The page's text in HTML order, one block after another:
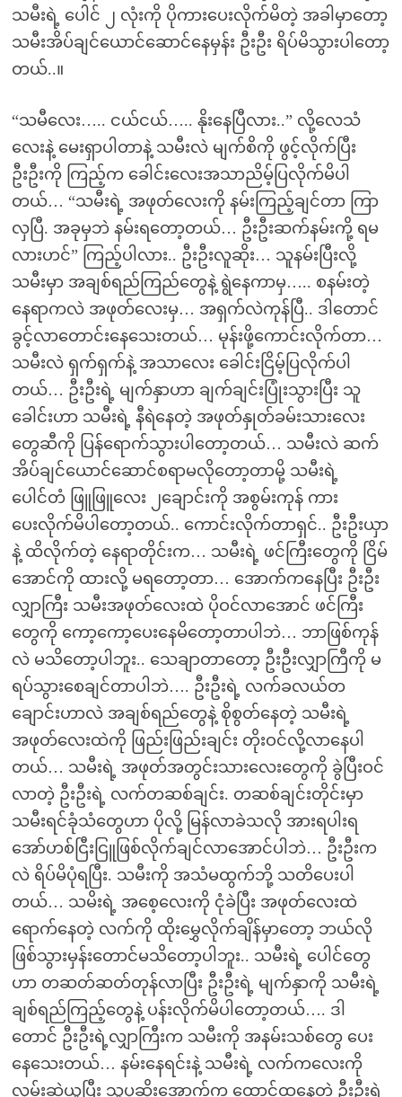
သမီးရဲ့ ပေါင် ၂ လုံးကို ပိုကားပေးလိုက်မိတဲ့ အခါမှာတော့
သမီးအိပ်ချင်ယောင်ဆောင်နေမှန်း ဦးဦး ရိပ်မိသွားပါတော့
တယ်..။
“သမီလေး….. ငယ်ငယ်….. နိုးနေပြီလား..” လို့လေသံ
လေးနဲ့ မေးရှာပါတာနဲ့ သမီးလဲ မျက်စိကို ဖွင့်လိုက်ပြီး
ဦးဦးကို ကြည့်က ခေါင်းလေးအသာညိမ့်ပြလိုက်မိပါ
တယ်… “သမီးရဲ့ အဖုတ်လေးကို နမ်းကြည့်ချင်တာ ကြာ
လှပြီ. အခုမှဘဲ နမ်းရတော့တယ်… ဦးဦးဆက်နမ်းကို့ ရမ
လားဟင်” ကြည့်ပါလား.. ဦးဦးလူဆိုး… သူနမ်းပြီးလို့
သမီးမှာ အချစ်ရည်ကြည်တွေနဲ့ ရွဲနေကာမှ….. စနမ်းတဲ့
နေရာကလဲ အဖုတ်လေးမှ… အရှက်လဲကုန်ပြီ.. ဒါတောင်
ခွင့်လာတောင်းနေသေးတယ်… မုန်းဖို့ကောင်းလိုက်တာ…
သမီးလဲ ရှက်ရှက်နဲ့ အသာလေး ခေါင်းငြိမ့်ပြလိုက်ပါ
တယ်… ဦးဦးရဲ့ မျက်နှာဟာ ချက်ချင်းပြုံးသွားပြီး သူ
ခေါင်းဟာ သမီးရဲ့ နီရဲနေတဲ့ အဖုတ်နှုတ်ခမ်းသားလေး
တွေဆီကို ပြန်ရောက်သွားပါတော့တယ်… သမီးလဲ ဆက်
အိပ်ချင်ယောင်ဆောင်စရာမလိုတော့တာမို့ သမီးရဲ့
ပေါင်တံ ဖြူဖြူလေး ၂ချောင်းကို အစွမ်းကုန် ကား
ပေးလိုက်မိပါတော့တယ်.. ကောင်းလိုက်တာရှင်.. ဦးဦးယှာ
နဲ့ ထိလိုက်တဲ့ နေရာတိုင်းက… သမီးရဲ့ ဖင်ကြီးတွေကို ငြိမ်
အောင်ကို ထားလို့ မရတော့တာ… အောက်ကနေပြီး ဦးဦး
လျှာကြီး သမီးအဖုတ်လေးထဲ ပိုဝင်လာအောင် ဖင်ကြီး
တွေကို ကော့ကော့ပေးနေမိတော့တာပါဘဲ… ဘာဖြစ်ကုန်
လဲ မသိတော့ပါဘူး.. သေချာတာတော့ ဦးဦးလျှာကြီကို မ
ရပ်သွားစေချင်တာပါဘဲ…. ဦးဦးရဲ့ လက်ခလယ်တ
ချောင်းဟာလဲ အချစ်ရည်တွေနဲ့ စိုစွတ်နေတဲ့ သမီးရဲ့
အဖုတ်လေးထဲကို ဖြည်းဖြည်းချင်း တိုးဝင်လို့လာနေပါ
တယ်… သမီးရဲ့ အဖုတ်အတွင်းသားလေးတွေကို ခွဲပြီးဝင်
လာတဲ့ ဦးဦးရဲ့ လက်တဆစ်ချင်း. တဆစ်ချင်းတိုင်းမှာ
သမီးရင်ခုံသံတွေဟာ ပိုလို့ မြန်လာခဲသလို အားရပါးရ
အော်ဟစ်ငြီးငြူဖြစ်လိုက်ချင်လာအောင်ပါဘဲ… ဦးဦးက
လဲ ရိပ်မိပုံရပြီး. သမီးကို အသံမထွက်ဘို့ သတိပေးပါ
တယ်… သမိးရဲ့ အစေ့လေးကို ငုံခဲပြီး အဖုတ်လေးထဲ
ရောက်နေတဲ့ လက်ကို ထိုးမွှေလိုက်ချိန်မှာတော့ ဘယ်လို
ဖြစ်သွားမှန်းတောင်မသိတော့ပါဘူး.. သမီးရဲ့ ပေါင်တွေ
ဟာ တဆတ်ဆတ်တုန်လာပြီး ဦးဦးရဲ့ မျက်နှာကို သမီးရဲ့
ချစ်ရည်ကြည့်တွေနဲ့ ပန်းလိုက်မိပါတော့တယ်…. ဒါ
တောင် ဦးဦးရဲ့လျှာကြီးက သမီးကို အနမ်းသစ်တွေ ပေး
နေသေးတယ်… နမ်းနေရင်းနဲ့ သမီးရဲ့ လက်ကလေးကို
လှမ်းဆွဲယူပြီး သူ့ပုဆိုးအောက်က ထောင်ထနေတဲ ဦးဦးရဲ့